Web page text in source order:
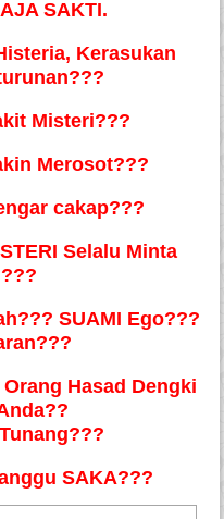
SAKTI.
Kerasukan
???
Misteri???
Merosot???
cakap???
Selalu Minta
???
SUAMI Ego???
???
Hasad Dengki
???
SAKA???